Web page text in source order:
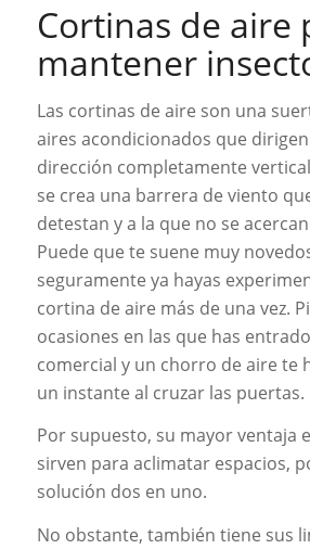
Cortinas de aire
mantener
Las cortinas de aire son una
aires acondicionados que
dirección completamente
se crea una barrera de viento
detestan y a la que no se
Puede que te suene muy
seguramente ya hayas
cortina de aire más de una vez.
ocasiones en las que has
comercial y un chorro de aire te
un instante al cruzar las puertas.
Por supuesto, su mayor ventaja
sirven para aclimatar espacios,
solución dos en uno.
No obstante, también tiene sus